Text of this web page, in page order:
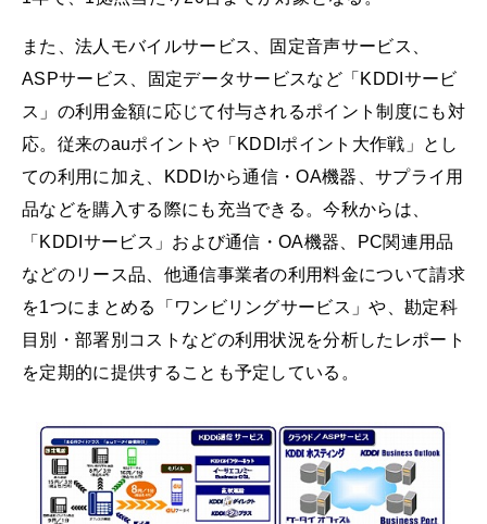
また、法人モバイルサービス、固定音声サービス、
ASPサービス、固定データサービスなど「KDDIサービ
ス」の利用金額に応じて付与されるポイント制度にも対
応。従来のauポイントや「KDDIポイント大作戦」とし
ての利用に加え、KDDIから通信・OA機器、サプライ用
品などを購入する際にも充当できる。今秋からは、
「KDDIサービス」および通信・OA機器、PC関連用品
などのリース品、他通信事業者の利用料金について請求
を1つにまとめる「ワンビリングサービス」や、勘定科
目別・部署別コストなどの利用状況を分析したレポート
を定期的に提供することも予定している。